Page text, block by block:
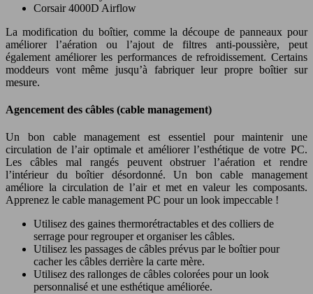
Corsair 4000D Airflow
La modification du boîtier, comme la découpe de panneaux pour
améliorer l’aération ou l’ajout de filtres anti-poussière, peut
également améliorer les performances de refroidissement. Certains
moddeurs vont même jusqu’à fabriquer leur propre boîtier sur
mesure.
Agencement des câbles (cable management)
Un bon cable management est essentiel pour maintenir une
circulation de l’air optimale et améliorer l’esthétique de votre PC.
Les câbles mal rangés peuvent obstruer l’aération et rendre
l’intérieur du boîtier désordonné. Un bon cable management
améliore la circulation de l’air et met en valeur les composants.
Apprenez le cable management PC pour un look impeccable !
Utilisez des gaines thermorétractables et des colliers de
serrage pour regrouper et organiser les câbles.
Utilisez les passages de câbles prévus par le boîtier pour
cacher les câbles derrière la carte mère.
Utilisez des rallonges de câbles colorées pour un look
personnalisé et une esthétique améliorée.